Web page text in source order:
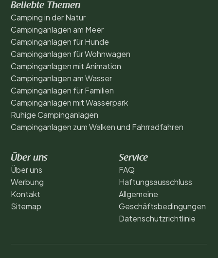
Beliebte Themen
Camping in der Natur
Campinganlagen am Meer
Campinganlagen für Hunde
Campinganlagen für Wohnwagen
Campinganlagen mit Animation
Campinganlagen am Wasser
Campinganlagen für Familien
Campinganlagen mit Wasserpark
Ruhige Campinganlagen
Campinganlagen zum Walken und Fahrradfahren
Über uns
Über uns
Werbung
Kontakt
Sitemap
Service
FAQ
Haftungsausschluss
Allgemeine
Geschäftsbedingungen
Datenschutzrichtlinie